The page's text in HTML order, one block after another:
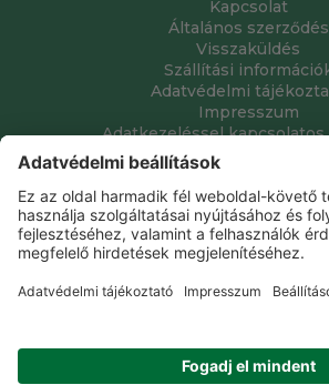
Kapcsolat
Általános szerződés
Visszaküldés
Szállítási
Adatvédelmi
Impresszum
Adatkezeléssel